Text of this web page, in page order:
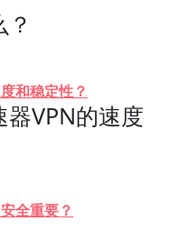
和稳定性？
VPN的速度
全重要？